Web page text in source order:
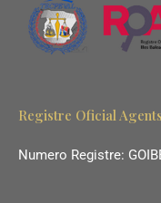
Registre Oficial
Numero Registre: